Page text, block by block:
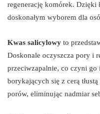
regenerację komórek. Dzięki
doskonałym wyborem dla
Kwas salicylowy to
Doskonale oczyszcza pory i
przeciwzapalnie, co czyni go
borykających się z cerą
porów, eliminując nadmiar